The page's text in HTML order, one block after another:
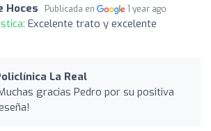
Hoces Publicada en 1 year ago
Excelente trato y excelente
La Real
gracias Pedro por su positiva